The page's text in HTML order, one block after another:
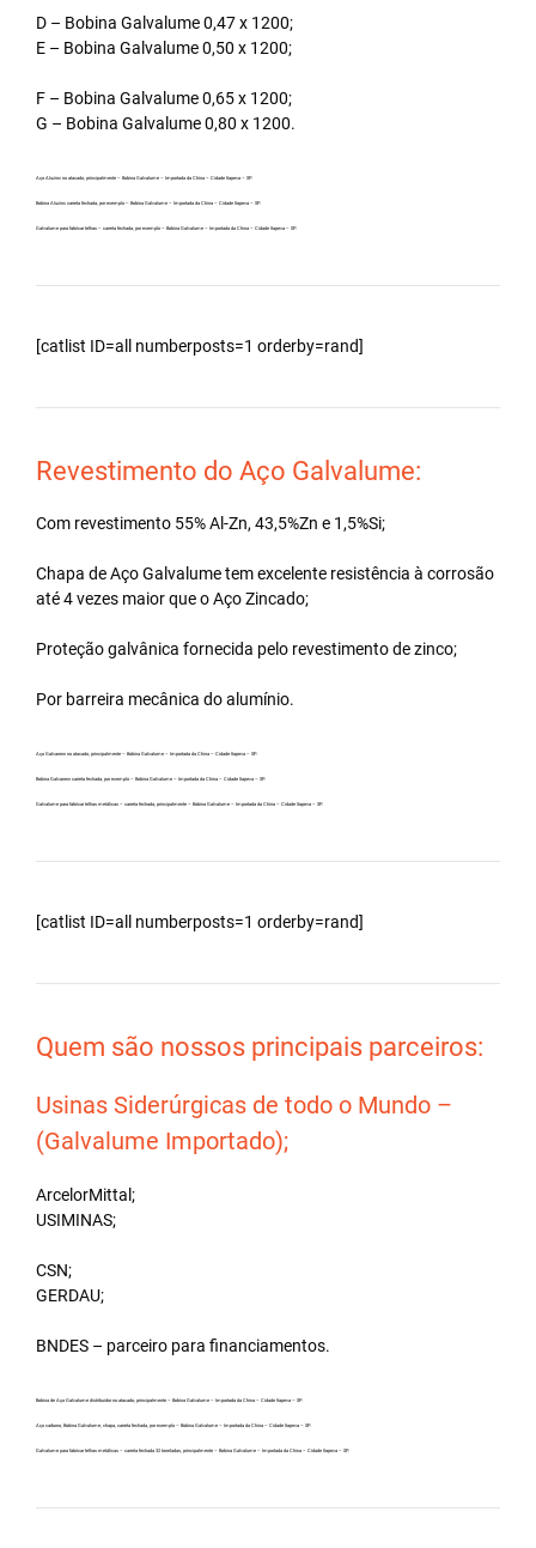
D – Bobina Galvalume 0,47 x 1200;
E – Bobina Galvalume 0,50 x 1200;
F – Bobina Galvalume 0,65 x 1200;
G – Bobina Galvalume 0,80 x 1200.
Aço Aluzinc no atacado, principalmente – Bobina Galvalume – Importada da China – Cidade Itapeva – SP.
Bobina Aluzinc carreta fechada, por exemplo – Bobina Galvalume – Importada da China – Cidade Itapeva – SP.
Galvalume para fabricar telhas – carreta fechada, por exemplo – Bobina Galvalume – Importada da China – Cidade Itapeva – SP.
[catlist ID=all numberposts=1 orderby=rand]
Revestimento do Aço Galvalume:
Com revestimento 55% Al-Zn, 43,5%Zn e 1,5%Si;
Chapa de Aço Galvalume tem excelente resistência à corrosão
até 4 vezes maior que o Aço Zincado;
Proteção galvânica fornecida pelo revestimento de zinco;
Por barreira mecânica do alumínio.
Aço Galvanew no atacado, principalmente – Bobina Galvalume – Importada da China – Cidade Itapeva – SP.
Bobina Galvanew carreta fechada, por exemplo – Bobina Galvalume – Importada da China – Cidade Itapeva – SP.
Galvalume para fabricar telhas metálicas – carreta fechada, principalmente – Bobina Galvalume – Importada da China – Cidade Itapeva – SP.
[catlist ID=all numberposts=1 orderby=rand]
Quem são nossos principais parceiros:
Usinas Siderúrgicas de todo o Mundo –
(Galvalume Importado);
ArcelorMittal;
USIMINAS;
CSN;
GERDAU;
BNDES – parceiro para financiamentos.
Bobina de Aço Galvalume distribuidor no atacado, principalmente – Bobina Galvalume – Importada da China – Cidade Itapeva – SP.
Aço carbono, Bobina Galvalume, chapa, carreta fechada, por exemplo – Bobina Galvalume – Importada da China – Cidade Itapeva – SP.
Galvalume para fabricar telhas metálicas – carreta fechada 32 toneladas, principalmente – Bobina Galvalume – Importada da China – Cidade Itapeva – SP.